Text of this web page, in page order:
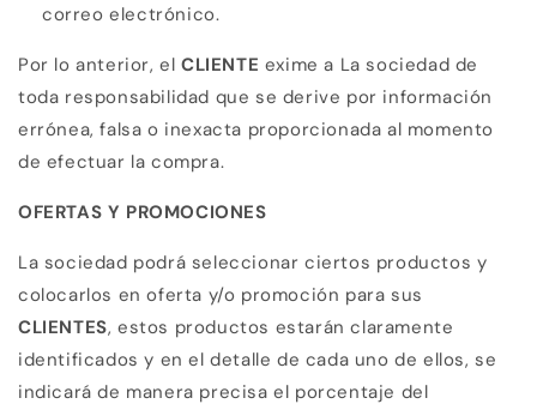
correo electrónico.
Por lo anterior, el CLIENTE exime a La sociedad de
toda responsabilidad que se derive por información
errónea, falsa o inexacta proporcionada al momento
de efectuar la compra.
OFERTAS Y PROMOCIONES
La sociedad podrá seleccionar ciertos productos y
colocarlos en oferta y/o promoción para sus
CLIENTES, estos productos estarán claramente
identificados y en el detalle de cada uno de ellos, se
indicará de manera precisa el porcentaje del